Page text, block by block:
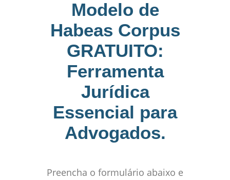
Modelo de
Habeas Corpus
GRATUITO:
Ferramenta
Jurídica
Essencial para
Advogados.
Preencha o formulário abaixo e